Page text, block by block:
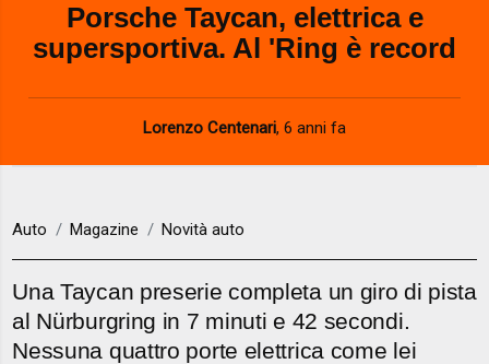
V
d
e
Porsche Taycan, elettrica e
supersportiva. Al 'Ring è record
Lorenzo Centenari, 6 anni fa
Auto Magazine Novità auto
Una Taycan preserie completa un giro di pista
al Nürburgring in 7 minuti e 42 secondi.
Nessuna quattro porte elettrica come lei